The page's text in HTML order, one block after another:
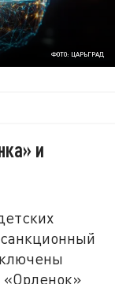
ФОТО: ЦАРЬГРАД
и
«Орленок»